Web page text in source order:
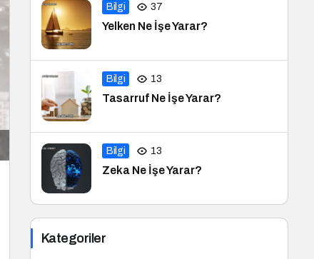
Bilgi 37
Yelken Ne İşe Yarar?
Bilgi 13
Tasarruf Ne İşe Yarar?
Bilgi 13
Zeka Ne İşe Yarar?
Kategoriler